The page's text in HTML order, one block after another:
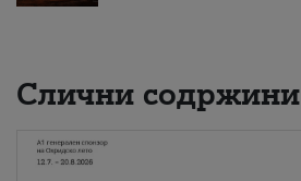
Слични содржини